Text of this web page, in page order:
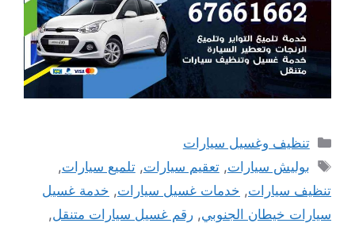
التصنيفات
تنظيف وغسيل سيارات
الوسوم
بوليش سيارات,تعقيم سيارات,تلميع سيارات,
تنظيف سيارات, خدمات غسيل سيارات, خدمة غسيل
سيارات خيطان الجنوبي, رقم غسيل سيارات متنقل,